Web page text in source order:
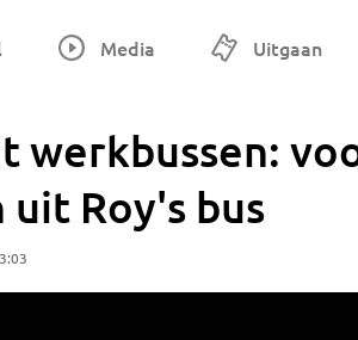
Media Uitgaan
werkbussen:
Roy's bus